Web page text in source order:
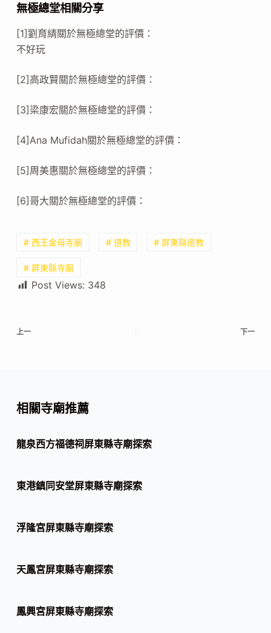
無極總堂相關分享
[1]劉育綪關於無極總堂的評價：
不好玩
[2]高政賢關於無極總堂的評價：
[3]梁康宏關於無極總堂的評價：
[4]Ana Mufidah關於無極總堂的評價：
[5]周美惠關於無極總堂的評價：
[6]哥大關於無極總堂的評價：
# 西王金母寺廟 # 道教 # 屏東縣道教
# 屏東縣寺廟
Post Views: 348
上一 下一
相關寺廟推薦
龍泉西方福德祠屏東縣寺廟探索
東港鎮同安堂屏東縣寺廟探索
浮隆宮屏東縣寺廟探索
天鳳宮屏東縣寺廟探索
鳳興宮屏東縣寺廟探索